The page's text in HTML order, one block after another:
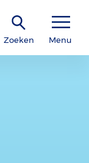
Zoeken Menu